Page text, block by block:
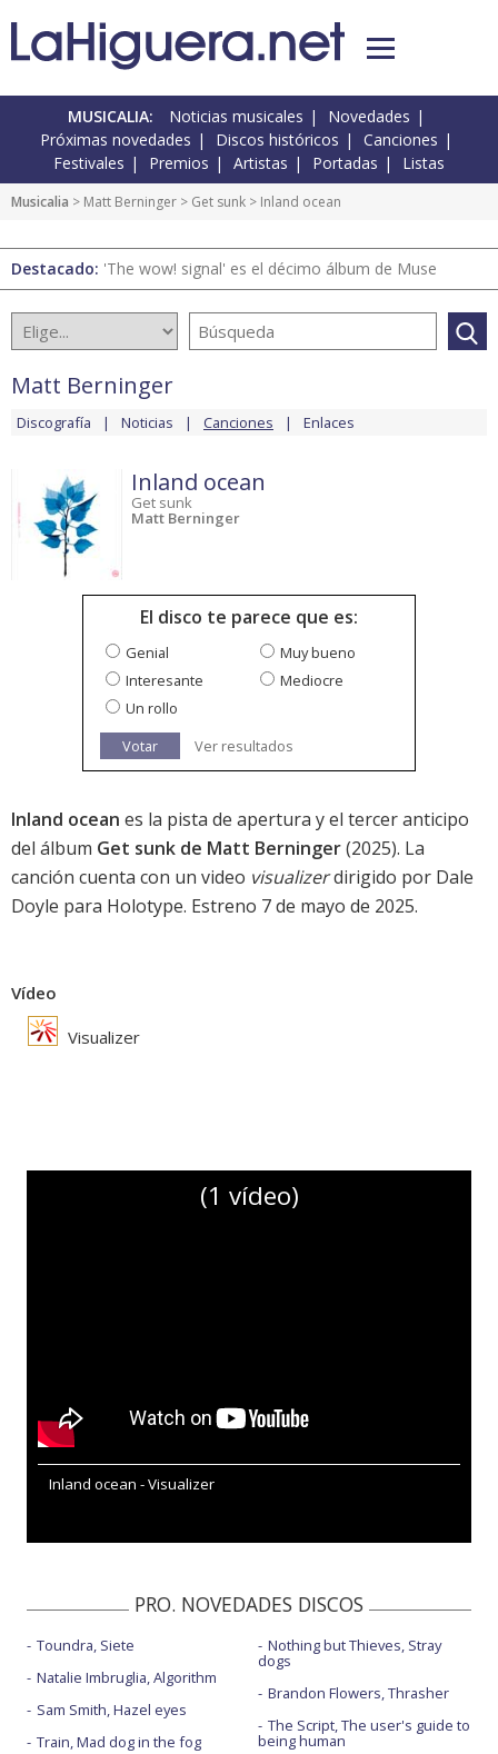
MUSICALIA: Noticias musicales
Novedades
Próximas novedades
Discos históricos
Canciones
Festivales
Premios Artistas Portadas Listas
Musicalia > Matt Berninger > Get sunk > Inland ocean
Destacado: 'The wow! signal' es el décimo álbum de Muse
Matt Berninger
Discografía Noticias Canciones Enlaces
Inland ocean
Get sunk
Matt Berninger
El disco te parece que es:
Genial
Muy bueno
Interesante
Mediocre
Un rollo
Votar
Ver resultados
Inland ocean es la pista de apertura y el tercer anticipo
del álbum Get sunk de Matt Berninger(2025). La
canción cuenta con un video visualizerdirigido por Dale
Doyle para Holotype. Estreno 7 de mayo de 2025.
Vídeo
Visualizer
(1 vídeo)
Inland ocean - Visualizer
PRO. NOVEDADES DISCOS
Toundra, Siete
Natalie Imbruglia, Algorithm
Sam Smith, Hazel eyes
Train, Mad dog in the fog
Nothing but Thieves, Stray
dogs
Brandon Flowers, Thrasher
The Script, The user's guide to
being human